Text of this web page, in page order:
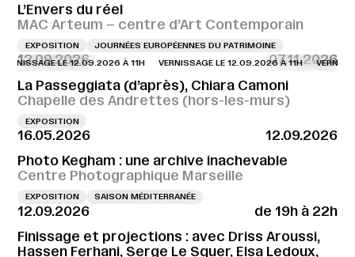
L’Envers du réel
MAC Arteum – centre d’Art Contemporain
EXPOSITION JOURNÉES EUROPÉENNES DU PATRIMOINE
12.09.2026 07.11.2026
LE 12.09.2026 À 11H VERNISSAGE LE 12.09.2026 À 11H
La Passeggiata (d’après), Chiara Camoni
Chapelle des Andrettes (hors-les-murs)
EXPOSITION
16.05.2026
12.09.2026
Photo Kegham : une archive inachevable
Centre Photographique Marseille
EXPOSITION SAISON MÉDITERRANÉE
12.09.2026
de 19h à 22h
Finissage et projections : avec Driss Aroussi,
Hassen Ferhani, Serge Le Squer, Elsa Ledoux,